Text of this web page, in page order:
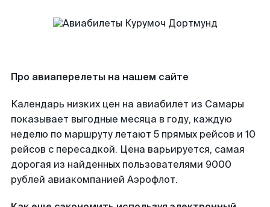
Про авиаперелеты на нашем сайте
Календарь низких цен на авиабилет из Самары
показывает выгодные месяца в году, каждую
неделю по маршруту летают 5 прямых рейсов и 10
рейсов с пересадкой. Цена варьируется, самая
дорогая из найденных пользователями 9000
рублей авиакомпанией Аэрофлот.